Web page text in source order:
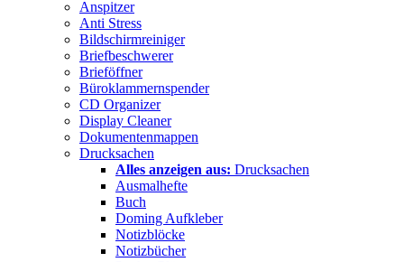
Anspitzer
Anti Stress
Bildschirmreiniger
Briefbeschwerer
Brieföffner
Büroklammernspender
CD Organizer
Display Cleaner
Dokumentenmappen
Drucksachen
Alles anzeigen aus: Drucksachen
Ausmalhefte
Buch
Doming Aufkleber
Notizblöcke
Notizbücher